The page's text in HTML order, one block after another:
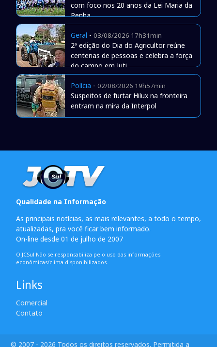
com foco nos 20 anos da Lei Maria da
Penha
Geral - 03/08/2026 17h31min
2ª edição do Dia do Agricultor reúne
centenas de pessoas e celebra a força
do campo em Juti
Polícia - 02/08/2026 19h57min
Suspeitos de furtar Hilux na fronteira
entram na mira da Interpol
Qualidade na Informação
As principais notícias, as mais relevantes, a todo o tempo,
atualizadas, pra você ficar bem informado.
On-line desde 01 de julho de 2007
O JCSul Não se responsabiliza pelo uso das informações
econômicas/clima disponibilizados.
Links
Comercial
Contato
© 2007 - 2026 Todos os direitos reservados. Permitida a